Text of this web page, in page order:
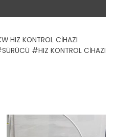
HIZ KONTROL CİHAZI
#HIZ KONTROL CİHAZI